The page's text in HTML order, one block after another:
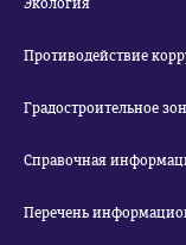
Экология
Противодействие
Градостроительное
Справочная
Перечень